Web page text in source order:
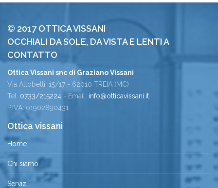
© 2017 OTTICA VISSANI
OCCHIALI DA SOLE, DA VISTA E LENTI A
CONTATTO
Ottica Vissani snc di Graziano Vissani
Via Altobelli, 15/17 - 62010 TREIA (MC)
Tel. 0733/215224 - Email: info@otticavissani.it
P.IVA: 01902890431
Ottica vissani
Home
Chi siamo
Servizi